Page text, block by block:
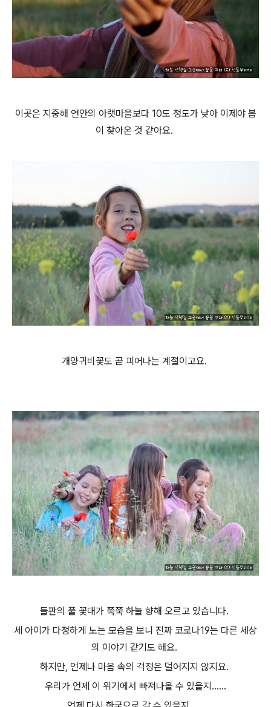
이곳은 지중해 연안의 아랫마을보다 10도 정도가 낮아 이제야 봄
이 찾아온 것 같아요.
개양귀비꽃도 곧 피어나는 계절이고요.
들판의 풀 꽃대가 쭉쭉 하늘 향해 오르고 있습니다.
세 아이가 다정하게 노는 모습을 보니 진짜 코로나19는 다른 세상
의 이야기 같기도 해요.
하지만, 언제나 마음 속의 걱정은 덜어지지 않지요.
우리가 언제 이 위기에서 빠져나올 수 있을지......